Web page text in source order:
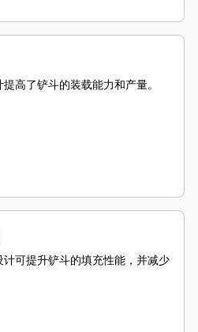
高了铲斗的装载能力和产量。
可提升铲斗的填充性能，并减少